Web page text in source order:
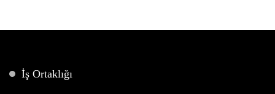
İş Ortaklığı